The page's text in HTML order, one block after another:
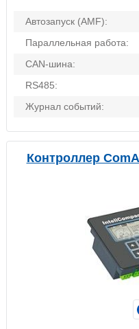
Автозапуск (AMF):
Параллельная работа:
CAN-шина:
RS485:
Журнал событий:
Контроллер